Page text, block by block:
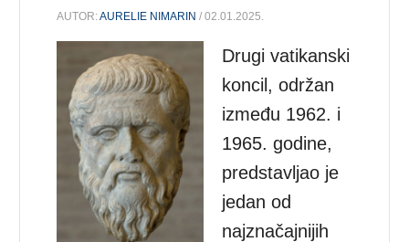
AUTOR:AURELIE NIMARIN / 02.01.2025.
Drugi vatikanski
koncil, održan
između 1962. i
1965. godine,
predstavljao je
jedan od
najznačajnijih